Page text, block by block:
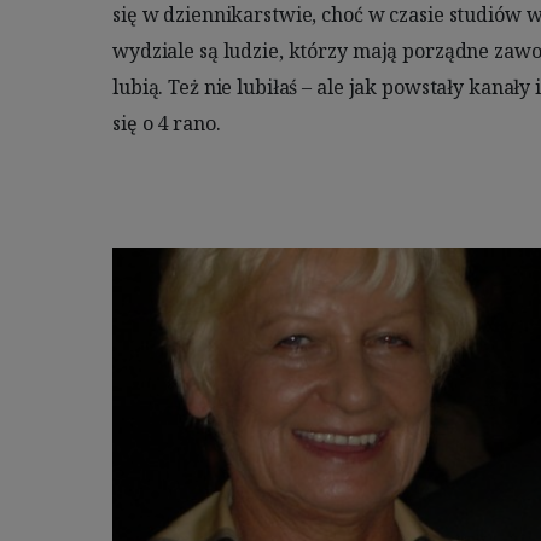
się w dziennikarstwie, choć w czasie studiów
wydziale są ludzie, którzy mają porządne
lubią. Też nie lubiłaś – ale jak powstały
się o 4 rano.
Teraz my będziemy jeść Twój ukochany bób
muszę Ci powiedzieć - wypiłam tę wódkę,